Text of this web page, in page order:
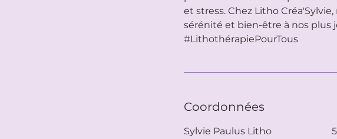
et stress. Chez Litho
sérénité et bien-être à nos plus
#LithothérapiePourTous
Coordonnées
Sylvie Paulus Litho